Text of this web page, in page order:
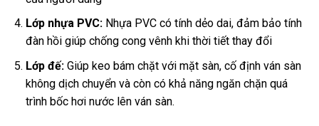
Lớp nhựa PVC:Nhựa PVC có tính dẻo dai, đảm bảo tính
đàn hồi giúp chống cong vênh khi thời tiết thay đổi
Lớp đế:Giúp keo bám chặt với mặt sàn, cố định ván sàn
không dịch chuyển và còn có khả năng ngăn chặn quá
trình bốc hơi nước lên ván sàn.